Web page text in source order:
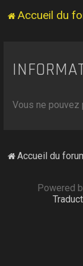
Accueil du
Vous ne pouvez
Accueil du
Powered